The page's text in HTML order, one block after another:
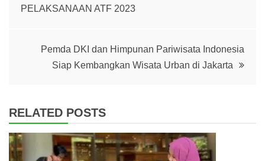
PELAKSANAAN ATF 2023
Pemda DKI dan Himpunan Pariwisata Indonesia
Siap Kembangkan Wisata Urban di Jakarta
RELATED POSTS